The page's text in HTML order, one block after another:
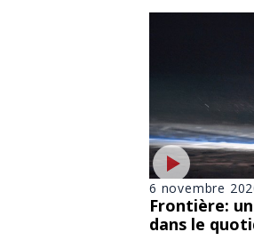
6 novembre
Frontière:
dans le